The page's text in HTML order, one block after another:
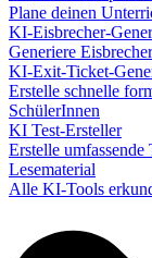
Plane deinen
KI-Eisbrecher-
Generiere
KI-Exit-Ticket-
Erstelle schnelle
SchülerInnen
KI Test-Ersteller
Erstelle umfassende
Lesematerial
Alle KI-Tools